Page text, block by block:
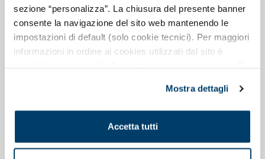
sezione “personalizza”. La chiusura del presente banner
consente la navigazione del sito web mantenendo le
impostazioni di default (solo cookie tecnici). Per maggiori
informazioni in ordine ai cookies utilizzati dal sito è
seguito mediante il pulsante presente a sinistra in basso,
della pagina web.
Mostra dettagli
Accetta tutti
L'evento è organizzato daGrUSP
Programma e informazioni su
incontrodevops.it